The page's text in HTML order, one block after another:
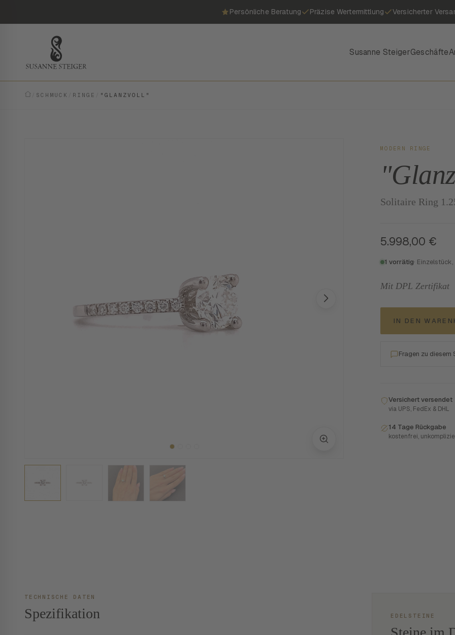
Persönliche Beratung Präzise Wertermittlung Versicherter
Susanne SteigerGeschäfte
SCHMUCK RINGE "GLANZVOLL"
MODERN RINGE
Solitaire Ring
5.998,00 €
1 vorrätig·
Mit DPL Zertifikat
IN DEN
Fragen zu diesem
Versichert versendet
via UPS, FedEx & DHL
14 Tage Rückgabe
kostenfrei,
TECHNISCHE DATEN
Spezifikation EDELSTEINE